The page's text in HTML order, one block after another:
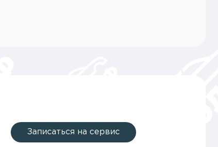
Записаться на сервис